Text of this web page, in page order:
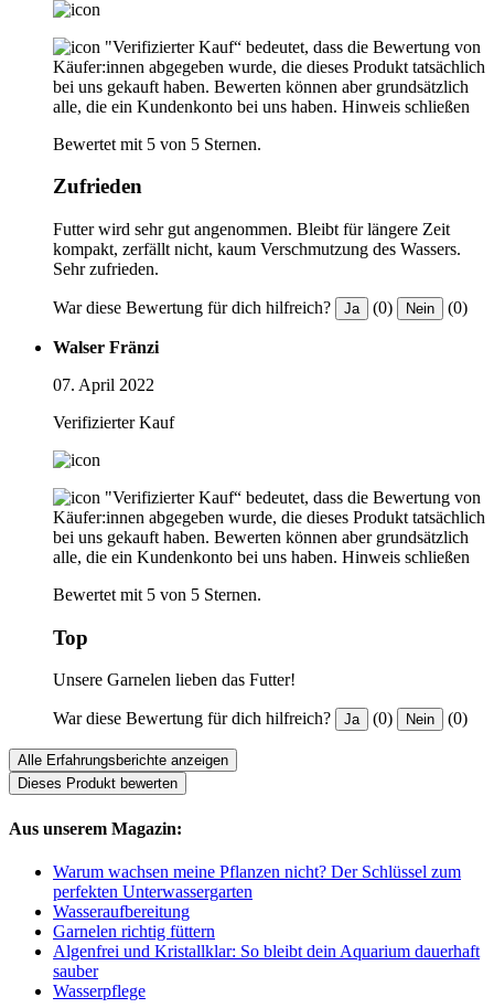
"Verifizierter Kauf“ bedeutet, dass die Bewertung von
Käufer:innen abgegeben wurde, die dieses Produkt tatsächlich
bei uns gekauft haben. Bewerten können aber grundsätzlich
alle, die ein Kundenkonto bei uns haben. Hinweis schließen
Bewertet mit 5 von 5 Sternen.
Zufrieden
Futter wird sehr gut angenommen. Bleibt für längere Zeit
kompakt, zerfällt nicht, kaum Verschmutzung des Wassers.
Sehr zufrieden.
War diese Bewertung für dich hilfreich? Ja (0) Nein (0)
Walser Fränzi
07. April 2022
Verifizierter Kauf
"Verifizierter Kauf“ bedeutet, dass die Bewertung von
Käufer:innen abgegeben wurde, die dieses Produkt tatsächlich
bei uns gekauft haben. Bewerten können aber grundsätzlich
alle, die ein Kundenkonto bei uns haben. Hinweis schließen
Bewertet mit 5 von 5 Sternen.
Top
Unsere Garnelen lieben das Futter!
War diese Bewertung für dich hilfreich? Ja (0) Nein (0)
Alle Erfahrungsberichte anzeigen
Dieses Produkt bewerten
Aus unserem Magazin:
Warum wachsen meine Pflanzen nicht? Der Schlüssel zum
perfekten Unterwassergarten
Wasseraufbereitung
Garnelen richtig füttern
Algenfrei und Kristallklar: So bleibt dein Aquarium dauerhaft
sauber
Wasserpflege